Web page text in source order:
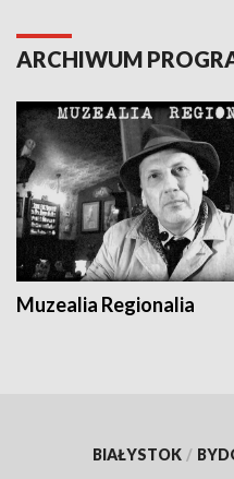
ARCHIWUM
Muzealia Regionalia
BIAŁYSTOK /